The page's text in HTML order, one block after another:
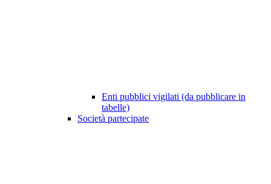
Enti pubblici vigilati (da pubblicare in
tabelle)
Società partecipate